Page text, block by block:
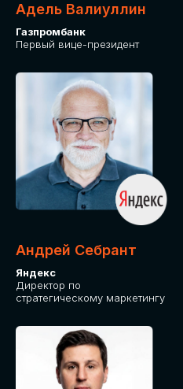
Адель Валиуллин
Газпромбанк
Первый вице-президент
Андрей Себрант
Яндекс
Директор по
стратегическому маркетингу